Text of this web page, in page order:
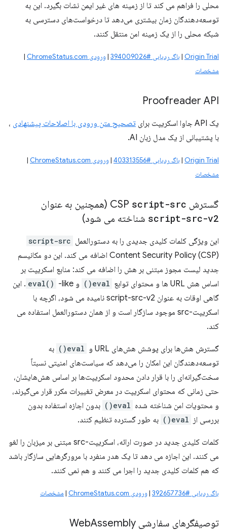
محلی را فراهم می کند تا از زمینه های غیر ایمن نشات بگیرد. این به
توسعه‌دهندگان زمان بیشتری می‌دهد تا درخواست‌های دسترسی به
شبکه محلی را از یک زمینه امن منتقل کنند.
Origin Trial
| باگ ردیابی #394009026 |ورودی ChromeStatus.com
|
مشخصات
Proofreader API
یک API جاوا اسکریپت برای تصحیح متن ورودی با اصلاحات پیشنهادی ،
با پشتیبانی از یک مدل زبان AI.
Origin Trial
| باگ ردیابی #403313556 |ورودی ChromeStatus.com
|
مشخصات
گسترش CSP script-src (همچنین به عنوان
script-src-v2 شناخته می شود)
این ویژگی کلمات کلیدی جدیدی را به دستورالعمل script-src
Content Security Policy (CSP) اضافه می کند. این دو مکانیسم
جدید لیست مجوز مبتنی بر هش را اضافه می کند: منابع اسکریپت بر
اساس هش URL ها و محتوای توابع
eval() و eval() -like. این
گاهی اوقات به عنوان script-src-v2 نامیده می شود، اگرچه با
اسکریپت-src موجود سازگار است و از همان دستورالعمل استفاده می
کند.
گسترش هش‌ها برای پوشش هش‌های URL و eval()
به
توسعه‌دهندگان این امکان را می‌دهد که سیاست‌های امنیتی نسبتاً
سخت‌گیرانه‌ای را با قرار دادن محدود اسکریپت‌ها بر اساس هش‌هایشان،
حتی زمانی که محتوای اسکریپت در معرض تغییرات مکرر قرار می‌گیرند،
و محتویات امن شناخته شده eval()
بدون اجازه استفاده بدون
بررسی از eval() به طور گسترده تنظیم کنند.
کلمات کلیدی جدید در صورت ارائه، اسکریپت-src مبتنی بر میزبان را لغو
می کنند. این اجازه می دهد تا یک هدر منفرد با مرورگرهایی سازگار باشد
که هم کلمات کلیدی جدید را اجرا می کنند و هم نمی کنند.
باگ ردیابی #392657736 |ورودی ChromeStatus.com | مشخصات
توصیفگرهای سفارشی Web Assembly